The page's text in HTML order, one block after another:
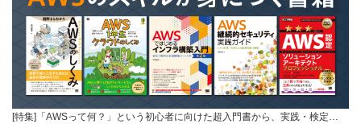
[特集]「AWSって何？」という初心者に向けた超入門書から、実践・検定…